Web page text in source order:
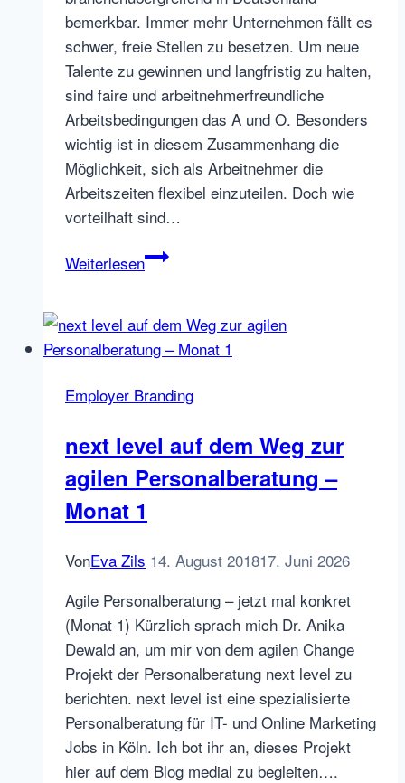
bemerkbar. Immer mehr Unternehmen fällt es
schwer, freie Stellen zu besetzen. Um neue
Talente zu gewinnen und langfristig zu halten,
sind faire und arbeitnehmerfreundliche
Arbeitsbedingungen das A und O. Besonders
wichtig ist in diesem Zusammenhang die
Möglichkeit, sich als Arbeitnehmer die
Arbeitszeiten flexibel einzuteilen. Doch wie
vorteilhaft sind…
WeiterlesenFlexible
Vor-
und
bringen
mit
sich?
Employer Branding
next level auf dem Weg zur
agilen Personalberatung –
Monat 1
VonEva Zils 14. August 201817. Juni 2026
Agile Personalberatung – jetzt mal konkret
(Monat 1) Kürzlich sprach mich Dr. Anika
Dewald an, um mir von dem agilen Change
Projekt der Personalberatung next level zu
berichten. next level ist eine spezialisierte
Personalberatung für IT- und Online Marketing
Jobs in Köln. Ich bot ihr an, dieses Projekt
hier auf dem Blog medial zu begleiten….